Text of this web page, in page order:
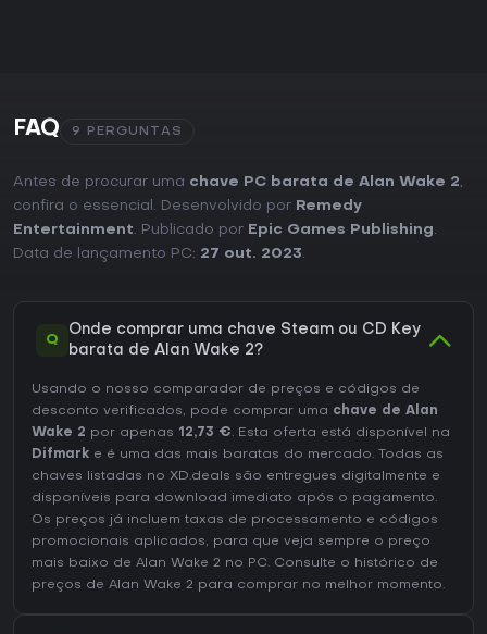
FAQ 9 PERGUNTAS
Antes de procurar uma chave PC barata de Alan Wake 2,
confira o essencial. Desenvolvido por Remedy
Entertainment. Publicado por Epic Games Publishing.
Data de lançamento PC: 27 out. 2023.
Q
Onde comprar uma chave Steam ou CD Key
barata de Alan Wake 2?
Usando o nosso comparador de preços e códigos de
desconto verificados, pode comprar uma chave de Alan
Wake 2 por apenas 12,73 €. Esta oferta está disponível na
Difmark e é uma das mais baratas do mercado. Todas as
chaves listadas no XD.deals são entregues digitalmente e
disponíveis para download imediato após o pagamento.
Os preços já incluem taxas de processamento e códigos
promocionais aplicados, para que veja sempre o preço
mais baixo de Alan Wake 2 no PC. Consulte o histórico de
preços de Alan Wake 2 para comprar no melhor momento.